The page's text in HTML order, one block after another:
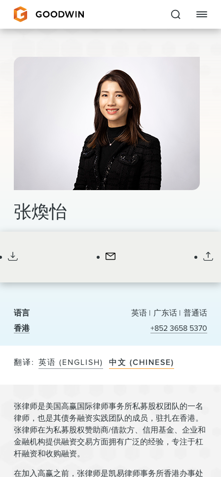
Goodwin
INSIGHTS & RESOURCES
Locations
张煥怡
语言 英语 广东话 普通话
香港
+852 3658 5370
翻译 英语 (ENGLISH) 中文 (CHINESE)
张律师是美国高赢国际律师事务所私募股权团队的一名
律师，也是其债务融资实践团队的成员，驻扎在香港。
张律师在为私募股权赞助商/借款方、信用基金、企业和
金融机构提供融资交易方面拥有广泛的经验，专注于杠
杆融资和收购融资。
在加入高赢之前，张律师是凯易律师事务所香港办事处